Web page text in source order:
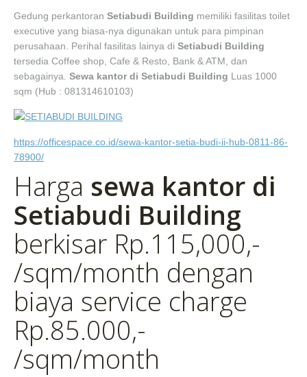
Gedung perkantoran Setiabudi Building memiliki fasilitas toilet
executive yang biasa-nya digunakan untuk para pimpinan
perusahaan. Perihal fasilitas lainya di Setiabudi Building
tersedia Coffee shop, Cafe & Resto, Bank & ATM, dan
sebagainya. Sewa kantor di Setiabudi Building Luas 1000
sqm (Hub : 081314610103)
https://officespace.co.id/sewa-kantor-setia-budi-ii-hub-0811-86-
78900/
Harga sewa kantor di
Setiabudi Building
berkisar Rp.115,000,-
/sqm/month dengan
biaya service charge
Rp.85.000,-
/sqm/month